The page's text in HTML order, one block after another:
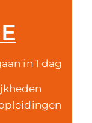
in 1 dag